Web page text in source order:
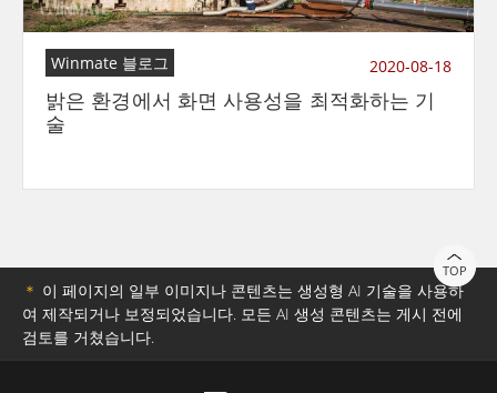
Winmate 블로그 2020-08-18
밝은 환경에서 화면 사용성을 최적화하는 기
술
TOP
＊ 이 페이지의 일부 이미지나 콘텐츠는 생성형 AI 기술을 사용하
여 제작되거나 보정되었습니다. 모든 AI 생성 콘텐츠는 게시 전에
검토를 거쳤습니다.